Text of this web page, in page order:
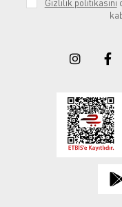
Gizlilik politikasını